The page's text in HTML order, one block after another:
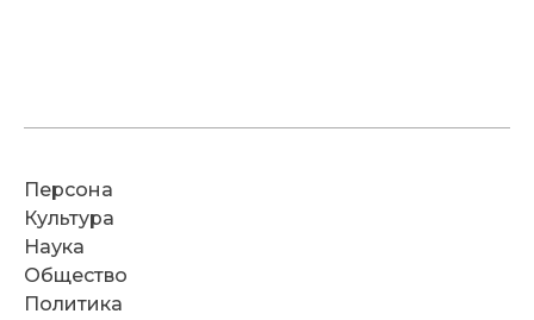
Персона
Культура
Наука
Общество
Политика